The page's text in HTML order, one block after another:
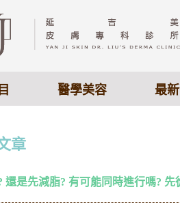
醫學美容 最
章
還是先減脂? 有可能同時進行嗎? 先